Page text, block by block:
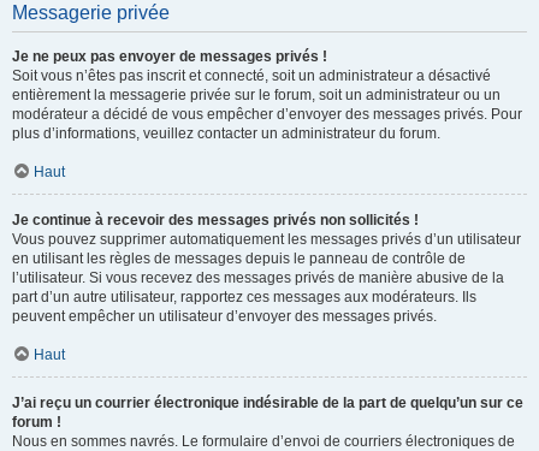
Messagerie privée
Je ne peux pas envoyer de messages privés !
Soit vous n’êtes pas inscrit et connecté, soit un administrateur a désactivé
entièrement la messagerie privée sur le forum, soit un administrateur ou un
modérateur a décidé de vous empêcher d’envoyer des messages privés. Pour
plus d’informations, veuillez contacter un administrateur du forum.
Haut
Je continue à recevoir des messages privés non sollicités !
Vous pouvez supprimer automatiquement les messages privés d’un utilisateur
en utilisant les règles de messages depuis le panneau de contrôle de
l’utilisateur. Si vous recevez des messages privés de manière abusive de la
part d’un autre utilisateur, rapportez ces messages aux modérateurs. Ils
peuvent empêcher un utilisateur d’envoyer des messages privés.
Haut
J’ai reçu un courrier électronique indésirable de la part de quelqu’un sur ce
forum !
Nous en sommes navrés. Le formulaire d’envoi de courriers électroniques de